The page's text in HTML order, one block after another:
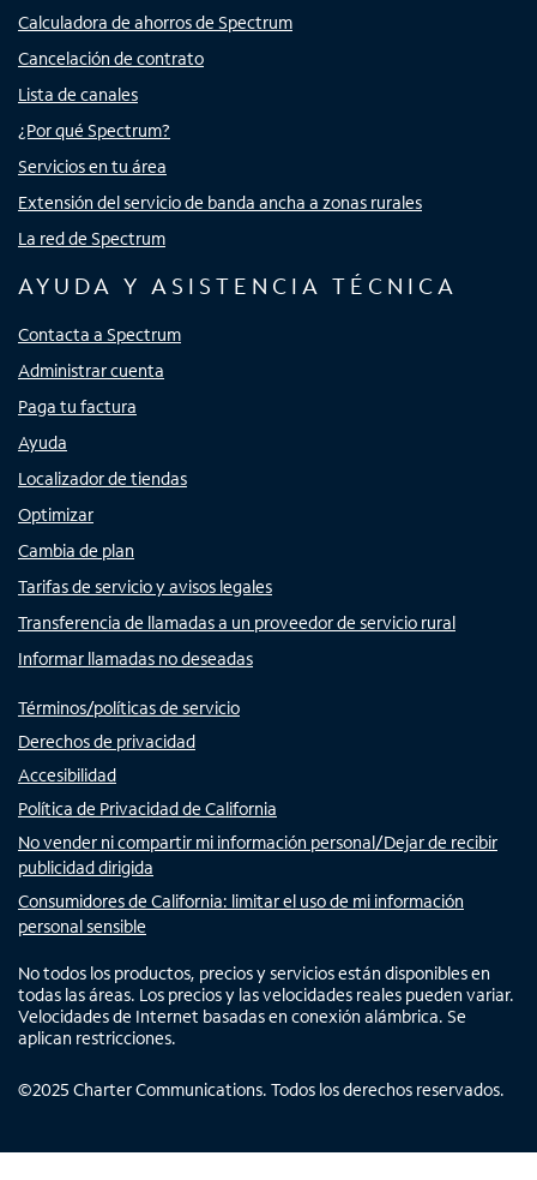
Calculadora de ahorros de Spectrum
Cancelación de contrato
Lista de canales
¿Por qué Spectrum?
Servicios en tu área
Extensión del servicio de banda ancha a zonas rurales
La red de Spectrum
AYUDA Y ASISTENCIA TÉCNICA
Contacta a Spectrum
Administrar cuenta
Paga tu factura
Ayuda
Localizador de tiendas
Optimizar
Cambia de plan
Tarifas de servicio y avisos legales
Transferencia de llamadas a un proveedor de servicio rural
Informar llamadas no deseadas
Términos/políticas de servicio
Derechos de privacidad
Accesibilidad
Política de Privacidad de California
No vender ni compartir mi información personal/Dejar de recibir
publicidad dirigida
Consumidores de California: limitar el uso de mi información
personal sensible
No todos los productos, precios y servicios están disponibles en
todas las áreas. Los precios y las velocidades reales pueden variar.
Velocidades de Internet basadas en conexión alámbrica. Se
aplican restricciones.
©2025 Charter Communications. Todos los derechos reservados.